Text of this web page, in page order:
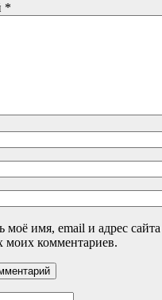
*
моё имя, email и адрес сайта
комментариев.